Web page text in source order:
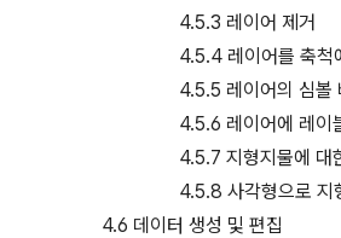
4.5.3 레이어 제거
4.5.4 레이어를 축척
4.5.5 레이어의 심볼
4.5.6 레이어에 레이
4.5.7 지형지물에 대
4.5.8 사각형으로 지
4.6 데이터 생성 및 편집